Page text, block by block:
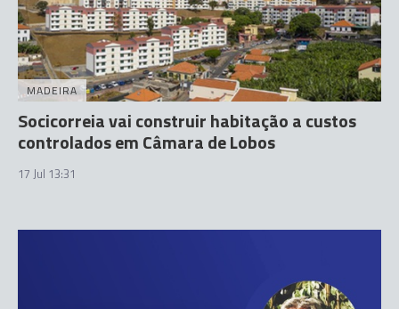
MADEIRA
Socicorreia vai construir habitação a custos
controlados em Câmara de Lobos
17 Jul 13:31